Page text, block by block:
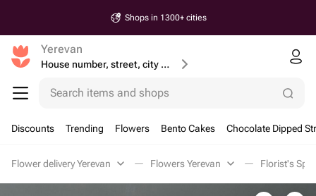
Shops in 1300+ cities
Yerevan
House number, street, city or postcode
Search items and shops
Discounts Trending Flowers Bento Cakes Chocolate Dipped
Flower delivery Yerevan Flowers Yerevan Florist's